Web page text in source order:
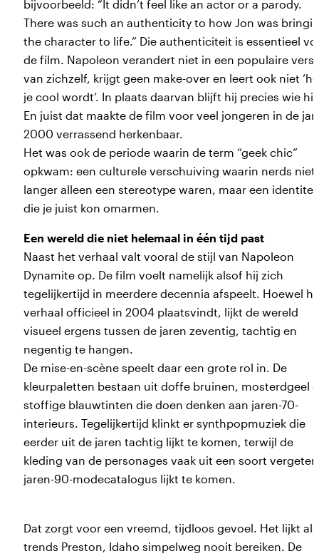
bijvoorbeeld: “It didn’t feel like an actor or a parody.
There was such an authenticity to how Jon was
the character to life.” Die authenticiteit is essentieel
de film. Napoleon verandert niet in een populaire
van zichzelf, krijgt geen make-over en leert ook niet
je cool wordt’. In plaats daarvan blijft hij precies wie hij
En juist dat maakte de film voor veel jongeren in de
2000 verrassend herkenbaar.
Het was ook de periode waarin de term “geek chic”
opkwam: een culturele verschuiving waarin nerds niet
langer alleen een stereotype waren, maar een
die je juist kon omarmen.
Een wereld die niet helemaal in één tijd past
Naast het verhaal valt vooral de stijl van Napoleon
Dynamite op. De film voelt namelijk alsof hij zich
tegelijkertijd in meerdere decennia afspeelt. Hoewel
verhaal officieel in 2004 plaatsvindt, lijkt de wereld
visueel ergens tussen de jaren zeventig, tachtig en
negentig te hangen.
De mise-en-scène speelt daar een grote rol in. De
kleurpaletten bestaan uit doffe bruinen, mosterdgeel
stoffige blauwtinten die doen denken aan jaren-70-
interieurs. Tegelijkertijd klinkt er synthpopmuziek die
eerder uit de jaren tachtig lijkt te komen, terwijl de
kleding van de personages vaak uit een soort vergeten
jaren-90-modecatalogus lijkt te komen.
Dat zorgt voor een vreemd, tijdloos gevoel. Het lijkt
trends Preston, Idaho simpelweg nooit bereiken. De